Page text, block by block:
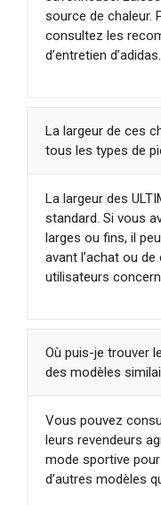
source de chaleur.
consultez les
d’entretien d’adidas.
La largeur de ces
tous les types de
La largeur des
standard. Si vous
larges ou fins, il
avant l’achat ou
utilisateurs
Où puis-je trouver
des modèles
Vous pouvez
leurs revendeurs
mode sportive
d’autres modèles